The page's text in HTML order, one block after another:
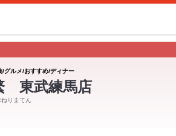
グルメ/おすすめ/ディナー
東武練馬店
りまてん